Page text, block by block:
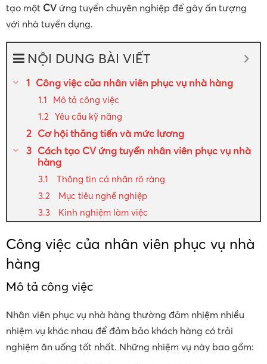
tạo một CV ứng tuyển chuyên nghiệp để gây ấn tượng
với nhà tuyển dụng.
NỘI DUNG BÀI VIẾT
Công việc của nhân viên phục vụ nhà hàng
Mô tả công việc
Yêu cầu kỹ năng
Cơ hội thăng tiến và mức lương
Cách tạo CV ứng tuyển nhân viên phục vụ nhà
hàng
Thông tin cá nhân rõ ràng
Mục tiêu nghề nghiệp
Kinh nghiệm làm việc
Công việc của nhân viên phục vụ nhà
hàng
Mô tả công việc
Nhân viên phục vụ nhà hàng thường đảm nhiệm nhiều
nhiệm vụ khác nhau để đảm bảo khách hàng có trải
nghiệm ăn uống tốt nhất. Những nhiệm vụ này bao gồm: